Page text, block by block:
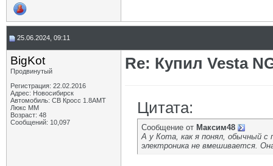
25.06.2024, 09:11
BigKot
Продвинутый
Регистрация: 22.02.2016
Адрес: Новосибирск
Автомобиль: СВ Кросс 1.8АМТ
Люкс ММ
Возраст: 48
Сообщений: 10,097
Re: Купил Vesta
Цитата:
Сообщение от Максим48
А у Кота, как я понял, обычный
электроника не вмешивается.